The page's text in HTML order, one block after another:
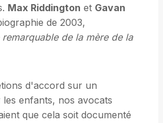
Max Riddington et Gavan
de 2003,
de la mère de la
d'accord sur un
enfants, nos avocats
que cela soit documenté